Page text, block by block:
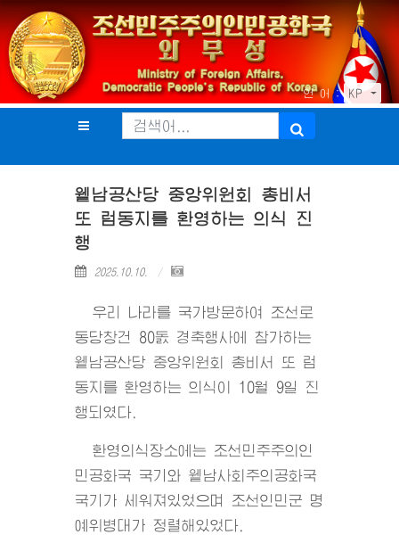
언 어 : KP
윁남공산당 중앙위원회 총비서
또 럼동지를 환영하는 의식 진
행
2025.10.10.
우리 나라를 국가방문하여 조선로
동당창건 80돐 경축행사에 참가하는
윁남공산당 중앙위원회 총비서 또 럼
동지를 환영하는 의식이 10월 9일 진
행되였다.
환영의식장소에는 조선민주주의인
민공화국 국기와 윁남사회주의공화국
국기가 세워져있었으며 조선인민군 명
예위병대가 정렬해있었다.